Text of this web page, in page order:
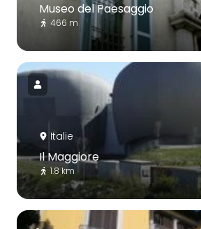
Museo del Paesaggio
466 m
Italie
Il Maggiore
1.8 km